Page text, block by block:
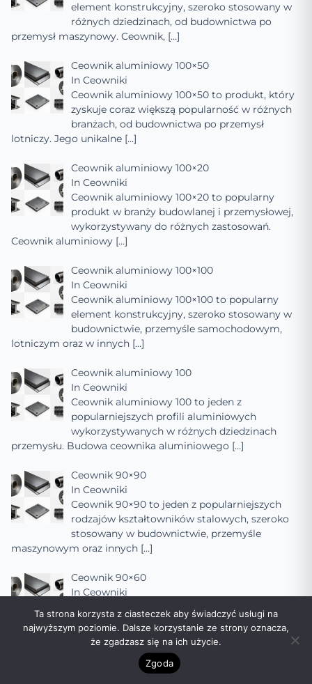
element konstrukcyjny, szeroko stosowany w
różnych dziedzinach, od budownictwa po
przemysł maszynowy. Ceownik, […]
Ceownik aluminiowy 100×50
In Ceowniki
Ceownik aluminiowy 100×50 to produkt, który
zyskuje coraz większą popularność w różnych
branżach, od budownictwa po przemysł
lotniczy. Jego unikalne […]
Ceownik aluminiowy 100×20
In Ceowniki
Ceownik aluminiowy 100×20 to popularny
produkt w branży budowlanej i przemysłowej,
wykorzystywany do różnych zastosowań.
Ceownik aluminiowy […]
Ceownik aluminiowy 100×100
In Ceowniki
Ceownik aluminiowy 100×100 to popularny
element konstrukcyjny, szeroko stosowany w
budownictwie, przemyśle samochodowym,
lotniczym oraz w innych […]
Ceownik aluminiowy 100
In Ceowniki
Ceownik aluminiowy 100 to jeden z
popularniejszych profili aluminiowych
wykorzystywanych w różnych dziedzinach
przemysłu. Budowa ceownika aluminiowego […]
Ceownik 90×90
In Ceowniki
Ceownik 90×90 to jeden z popularniejszych
rodzajów kształtowników stalowych, szeroko
stosowany w budownictwie, przemyśle
maszynowym oraz innych […]
Ceownik 90×60
In Ceowniki
Ceownik 90×60 to popularny element
konstrukcyjny wykorzystywany w
budownictwie, inżynierii mechanicznej oraz
innych dziedzinach, gdzie wymagana jest
Ta strona korzysta z ciasteczek aby świadczyć usługi na
najwyższym poziomie. Dalsze korzystanie ze strony oznacza,
że zgadzasz się na ich użycie.
Zgoda